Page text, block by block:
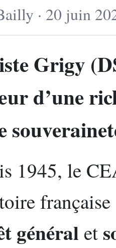
· 20 juin
Grigy
d’une
1945, le
général et